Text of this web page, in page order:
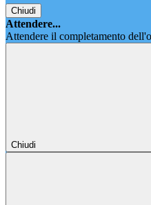
Chiudi
Attendere...
Attendere il completamento
Chiudi